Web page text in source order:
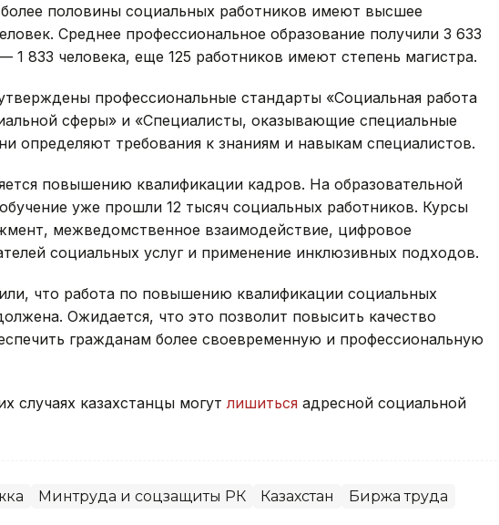
половины социальных работников имеют высшее
Среднее профессиональное образование получили 3 633
1 833 человека, еще 125 работников имеют степень магистра.
профессиональные стандарты «Социальная работа
сферы» и «Специалисты, оказывающие специальные
определяют требования к знаниям и навыкам специалистов.
повышению квалификации кадров. На образовательной
уже прошли 12 тысяч социальных работников. Курсы
межведомственное взаимодействие, цифровое
социальных услуг и применение инклюзивных подходов.
что работа по повышению квалификации социальных
Ожидается, что это позволит повысить качество
гражданам более своевременную и профессиональную
случаях казахстанцы могут лишиться адресной социальной
Минтруда и соцзащиты РК Казахстан
Биржа труда